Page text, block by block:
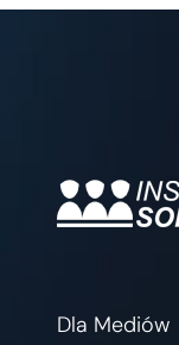
Dla Mediów